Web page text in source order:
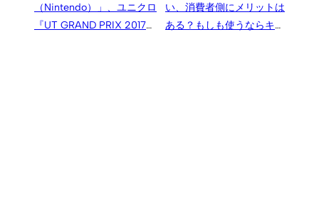
（Nintendo）」、ユニクロ
『UT GRAND PRIX 2017』
い、消費者側にメリットは
ある？もしも使うならキャ